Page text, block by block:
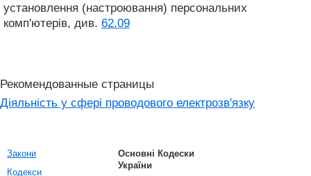
установлення (настроювання) персональних
комп'ютерів, див. 62.09
Рекомендованные страницы
Діяльність у сфері проводового електрозв'язку
Закони
Кодекси
Основні Кодески
України